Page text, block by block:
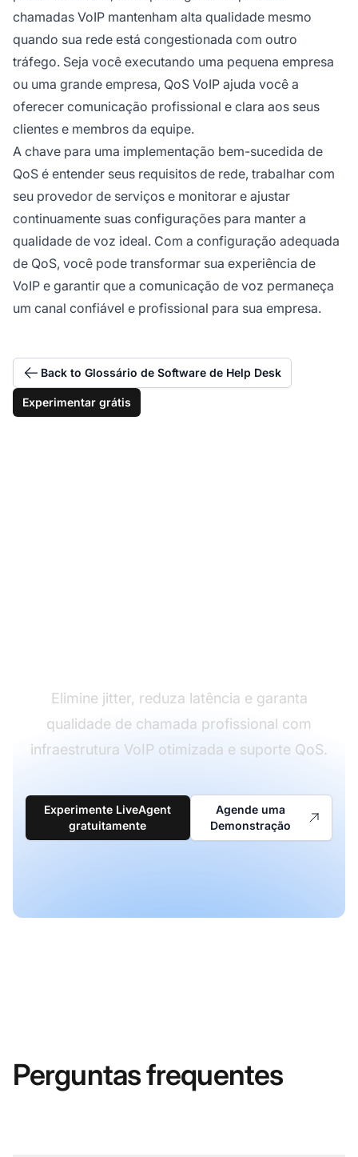
chamadas VoIP mantenham alta qualidade mesmo
quando sua rede está congestionada com outro
tráfego. Seja você executando uma pequena empresa
ou uma grande empresa, QoS VoIP ajuda você a
oferecer comunicação profissional e clara aos seus
clientes e membros da equipe.
A chave para uma implementação bem-sucedida de
QoS é entender seus requisitos de rede, trabalhar com
seu provedor de serviços e monitorar e ajustar
continuamente suas configurações para manter a
qualidade de voz ideal. Com a configuração adequada
de QoS, você pode transformar sua experiência de
VoIP e garantir que a comunicação de voz permaneça
um canal confiável e profissional para sua empresa.
Back to Glossário de Software de Help Desk
Experimentar grátis
Elimine jitter, reduza latência e garanta
qualidade de chamada profissional com
infraestrutura VoIP otimizada e suporte QoS.
Experimente LiveAgent
gratuitamente
Agende uma
Demonstração
Perguntas frequentes